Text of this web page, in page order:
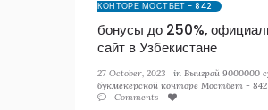
КОНТОРЕ МОСТБЕТ - 842
бонусы до 250%,
сайт в Узбекистане
27 October, 2023 inВыиграй 9000000
букмекерской конторе Мостбет - 842
Comments